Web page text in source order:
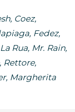
Coez,
Fedez,
Rua, Mr. Rain,
Rettore,
Margherita